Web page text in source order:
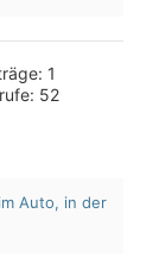
1
52
Auto, in der